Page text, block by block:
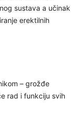
sustava a učinak
erektilnih
– grožđe
rad i funkciju svih